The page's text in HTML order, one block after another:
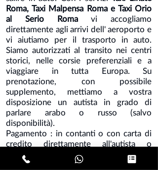
Roma, Taxi Malpensa Roma e Taxi Orio
al Serio Romavi accogliamo
direttamente agli arrivi dell' aeroporto e
vi aiutiamo per il trasporto in auto.
Siamo autorizzati al transito nei centri
storici, nelle corsie preferenziali e a
viaggiare in tutta Europa. Su
prenotazione, con possibile
supplemento, mettiamo a vostra
disposizione un autista in grado di
parlare arabo o russo (salvo
disponibilità).
Pagamento : in contanti o con carta di
credito direttamente all'autista o
pagamento anticipato a mezzo bonifico.
Nota - carta di credito e bonifico